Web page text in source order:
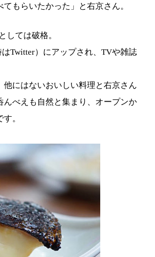
もらいたかった」と右京さん。
しては破格。
Twitter）にアップされ、TVや雑誌
にはないおいしい料理と右京さん
べえも自然と集まり、オープンか
。